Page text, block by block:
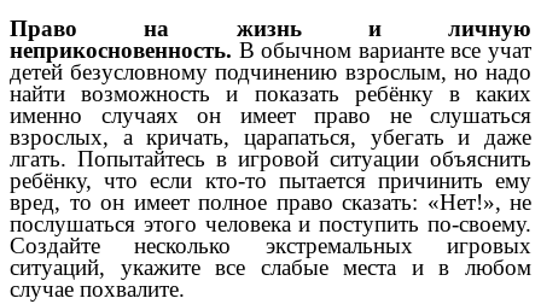
Право на жизнь и личную
неприкосновенность. В обычном варианте все учат
детей безусловному подчинению взрослым, но надо
найти возможность и показать ребёнку в каких
именно случаях он имеет право не слушаться
взрослых, а кричать, царапаться, убегать и даже
лгать. Попытайтесь в игровой ситуации объяснить
ребёнку, что если кто-то пытается причинить ему
вред, то он имеет полное право сказать: «Нет!», не
послушаться этого человека и поступить по-своему.
Создайте несколько экстремальных игровых
ситуаций, укажите все слабые места и в любом
случае похвалите.